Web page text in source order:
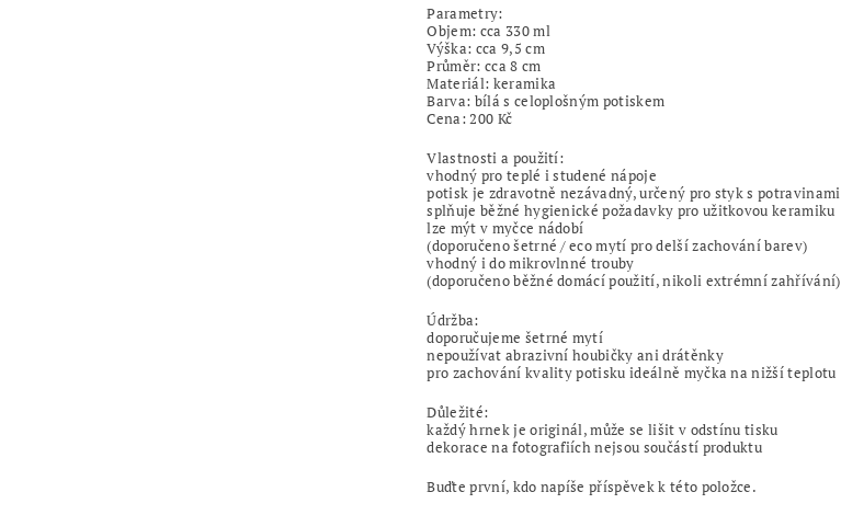
Parametry:
Objem: cca 330 ml
Výška: cca 9,5 cm
Průměr: cca 8 cm
Materiál: keramika
Barva: bílá s celoplošným potiskem
Cena: 200 Kč
Vlastnosti a použití:
vhodný pro teplé i studené nápoje
potisk je zdravotně nezávadný, určený pro styk s potravinami
splňuje běžné hygienické požadavky pro užitkovou keramiku
lze mýt v myčce nádobí
(doporučeno šetrné / eco mytí pro delší zachování barev)
vhodný i do mikrovlnné trouby
(doporučeno běžné domácí použití, nikoli extrémní zahřívání)
Údržba:
doporučujeme šetrné mytí
nepoužívat abrazivní houbičky ani drátěnky
pro zachování kvality potisku ideálně myčka na nižší teplotu
Důležité:
každý hrnek je originál, může se lišit v odstínu tisku
dekorace na fotografiích nejsou součástí produktu
Buďte první, kdo napíše příspěvek k této položce.